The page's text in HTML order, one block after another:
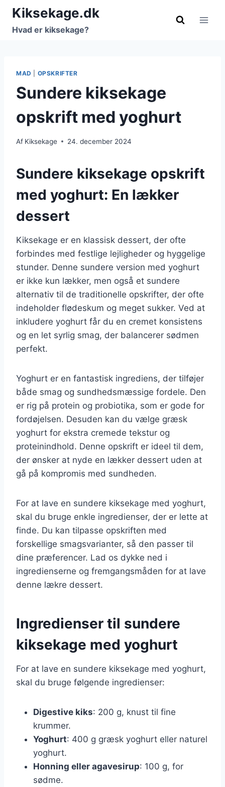
Fortsæt
indhold
Kiksekage.dk
Hvad er kiksekage?
MAD OPSKRIFTER
Sundere kiksekage
opskrift med yoghurt
Af Kiksekage 24. december 2024
Sundere kiksekage opskrift
med yoghurt: En lækker
dessert
Kiksekage er en klassisk dessert, der ofte
forbindes med festlige lejligheder og hyggelige
stunder. Denne sundere version med yoghurt
er ikke kun lækker, men også et sundere
alternativ til de traditionelle opskrifter, der ofte
indeholder flødeskum og meget sukker. Ved at
inkludere yoghurt får du en cremet konsistens
og en let syrlig smag, der balancerer sødmen
perfekt.
Yoghurt er en fantastisk ingrediens, der tilføjer
både smag og sundhedsmæssige fordele. Den
er rig på protein og probiotika, som er gode for
fordøjelsen. Desuden kan du vælge græsk
yoghurt for ekstra cremede tekstur og
proteinindhold. Denne opskrift er ideel til dem,
der ønsker at nyde en lækker dessert uden at
gå på kompromis med sundheden.
For at lave en sundere kiksekage med yoghurt,
skal du bruge enkle ingredienser, der er lette at
finde. Du kan tilpasse opskriften med
forskellige smagsvarianter, så den passer til
dine præferencer. Lad os dykke ned i
ingredienserne og fremgangsmåden for at lave
denne lækre dessert.
Ingredienser til sundere
kiksekage med yoghurt
For at lave en sundere kiksekage med yoghurt,
skal du bruge følgende ingredienser:
Digestive kiks: 200 g, knust til fine
krummer.
Yoghurt: 400 g græsk yoghurt eller naturel
yoghurt.
Honning eller agavesirup: 100 g, for
sødme.